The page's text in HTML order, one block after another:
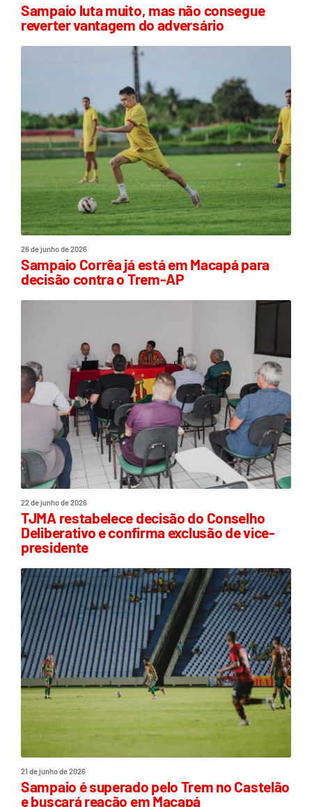
Sampaio luta muito, mas não consegue
reverter vantagem do adversário
26 de junho de 2026
Sampaio Corrêa já está em Macapá para
decisão contra o Trem-AP
22 de junho de 2026
TJMA restabelece decisão do Conselho
Deliberativo e confirma exclusão de vice-
presidente
21 de junho de 2026
Sampaio é superado pelo Trem no Castelão
e buscará reação em Macapá